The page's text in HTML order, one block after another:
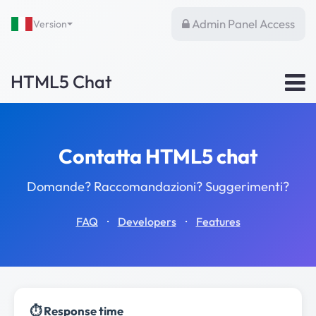
Version Admin Panel Access
HTML5 Chat
Contatta HTML5 chat
Domande? Raccomandazioni? Suggerimenti?
FAQ · Developers · Features
⏱️ Response time